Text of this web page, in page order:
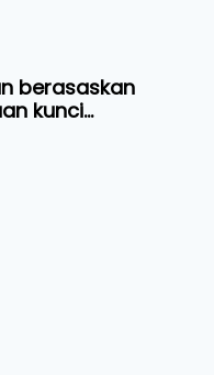
berasaskan
kunci
institusi -